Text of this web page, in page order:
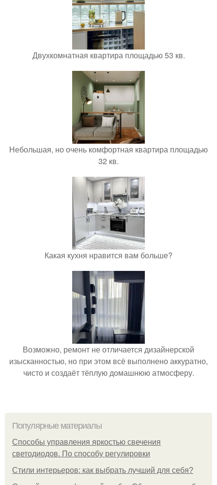
Двухкомнатная квартира площадью 53 кв.
Небольшая, но очень комфортная квартира площадью
32 кв.
Какая кухня нравится вам больше?
Возможно, ремонт не отличается дизайнерской
изысканностью, но при этом всё выполнено аккуратно,
чисто и создаёт тёплую домашнюю атмосферу.
Популярные материалы
Способы управления яркостью свечения
светодиодов. По способу регулировки
Стили интерьеров: как выбрать лучший для себя?